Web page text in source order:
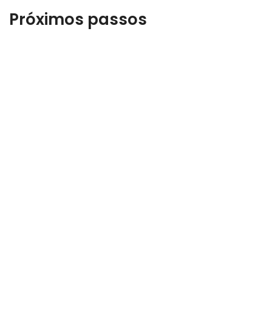
Próximos passos